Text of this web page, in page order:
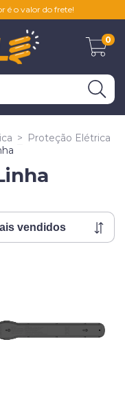
é o valor do frete!
0
> Proteção Elétrica